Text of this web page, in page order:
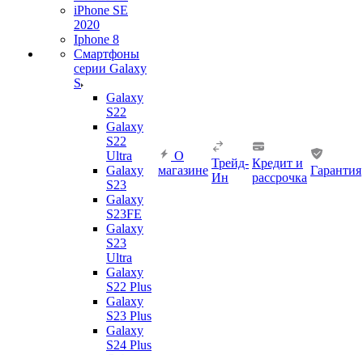
iPhone SE
2020
Iphone 8
Смартфоны
серии Galaxy
S
Galaxy
S22
Galaxy
S22
Ultra
Galaxy
S23
Galaxy
S23FE
Galaxy
S23
Ultra
Galaxy
S22 Plus
Galaxy
S23 Plus
Galaxy
S24 Plus
О
магазине
Трейд-
Ин
Кредит и
рассрочка
Гарантия